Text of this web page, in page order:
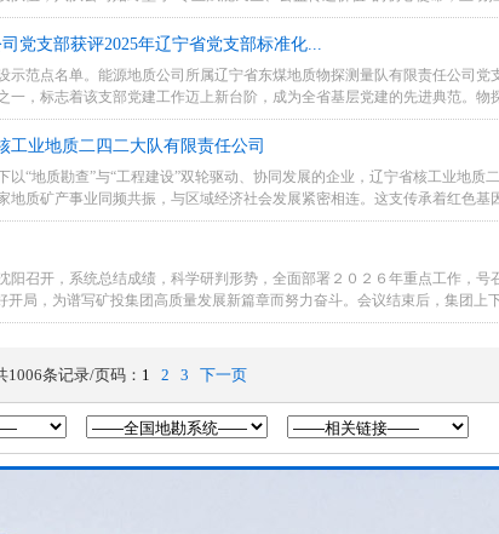
党支部获评2025年辽宁省党支部标准化...
范点名单。能源地质公司所属辽宁省东煤地质物探测量队有限责任公司党
，标志着该支部党建工作迈上新台阶，成为全省基层党建的先进典范。物
业地质二四二大队有限责任公司
“地质勘查”与“工程建设”双轮驱动、协同发展的企业，辽宁省核工业地质
质矿产事业同频共振，与区域经济社会发展紧密相连。这支传承着红色基
召开，系统总结成绩，科学研判形势，全面部署２０２６年重点工作，号
局，为谱写矿投集团高质量发展新篇章而努力奋斗。会议结束后，集团上
1006条记录/页码： 1 2 3 下一页